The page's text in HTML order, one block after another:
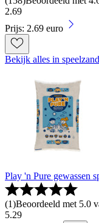
2.69
Prijs: 2.69 euro
Bekijk alles in speelzand
Play 'n Pure gewassen
(1)Beoordeeld met 5.0
5.29